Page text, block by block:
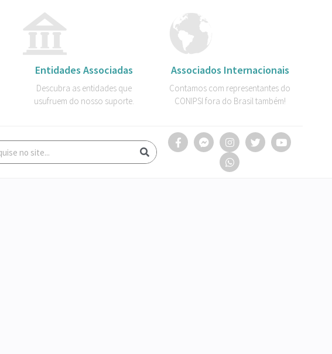
Entidades Associadas
Descubra as entidades que
usufruem do nosso suporte.
Associados Internacionais
Contamos com representantes do
CONIPSI fora do Brasil também!